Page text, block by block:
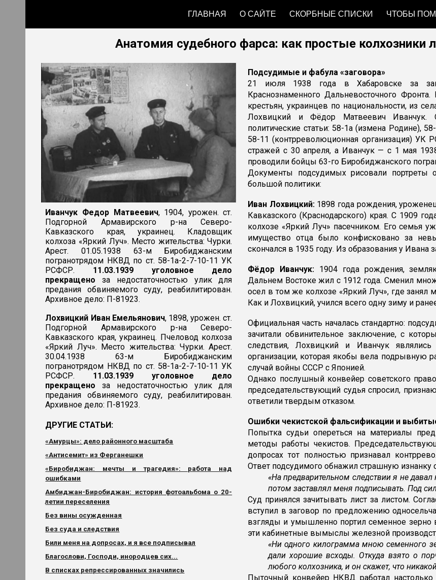
Skip to main content Skip to
ГЛАВНАЯ О САЙТЕ СКОРБНЫЕ СПИСКИ ЧТОБЫ
Анатомия судебного фарса: как простые
Иванчук Федор Матвеевич, 1904, урожен. ст.
Подгорной Армавирского р-на Северо-
Кавказского края, украинец. Кладовщик
колхоза «Яркий Луч». Место жительства: Чурки.
Арест. 01.05.1938 63-м Биробиджанским
погранотрядом НКВД по ст. 58-1а-2-7-10-11 УК
РСФСР. 11.03.1939 уголовное дело
прекращено за недостаточностью улик для
предания обвиняемого суду, реабилитирован.
Архивное дело: П-81923.
Лохвицкий Иван Емельянович, 1898, урожен. ст.
Подгорной Армавирского р-на Северо-
Кавказского края, украинец. Пчеловод колхоза
«Яркий Луч». Место жительства: Чурки. Арест.
30.04.1938 63-м Биробиджанским
погранотрядом НКВД по ст. 58-1а-2-7-10-11 УК
РСФСР. 11.03.1939 уголовное дело
прекращено за недостаточностью улик для
предания обвиняемого суду, реабилитирован.
Архивное дело: П-81923.
ДРУГИЕ СТАТЬИ:
«Амурцы»: дело районного масштаба
«Антисемит» из Ферганешки
«Биробиджан: мечты и трагедия»: работа над
ошибками
Амбиджан-Биробиджан: история фотоальбома о 20-
летии переселения
Без вины осужденная
Без суда и следствия
Били меня на допросах, и я все подписывал
Благослови, Господи, инородцев сих...
В списках репрессированных значились
Подсудимые и фабула «заговора»
21 июля 1938 года в Хабаровске за
Краснознаменного Дальневосточного
крестьян, украинцев по национальности, из
Лохвицкий и Фёдор Матвеевич Иванчук.
политические статьи: 58-1а (измена Родине),
58-11 (контрреволюционная организация)
стражей с 30 апреля, а Иванчук — с 1 мая
проводили бойцы 63-го Биробиджанского
Документы подсудимых рисовали
большой политики:
Иван Лохвицкий:1898 года рождения,
Кавказского (Краснодарского) края. С 1909
колхозе «Яркий Луч» пасечником. Его семья
имущество отца было конфисковано за
скончался в 1935 году. Из образования у
Фёдор Иванчук: 1904 года рождения,
Дальнем Востоке жил с 1912 года. Сменил
осел в том же колхозе «Яркий Луч», где занял
Как и Лохвицкий, учился всего одну зиму и
Официальная часть началась стандартно:
зачитали обвинительное заключение, с
следствия, Лохвицкий и Иванчук
организации, которая якобы вела подрывную
случай войны СССР с Японией.
Однако послушный конвейер советского
председательствующий судья спросил,
ответили твердым отказом.
Ошибки чекистской фальсификации и
Попытка судьи опереться на материалы
методы работы чекистов.
допросах тот полностью признавал
Ответ подсудимого обнажил страшную изнанку
«На предварительном следствии я не
потом заставлял меня подписывать. Под
Суд принялся зачитывать лист за листом.
вступил в заговор по предложению
взгляды и умышленно портил семенное зерно
эти кабинетные вымыслы железной
«Ни одного килограмма мною семенного
дали хорошие всходы. Откуда взято о
любого колхозника, и он скажет, что
Пыточный конвейер НКВД работал